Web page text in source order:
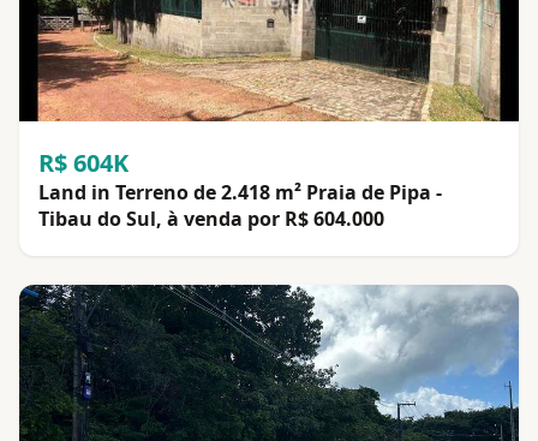
R$ 604K
Land in Terreno de 2.418 m² Praia de Pipa -
Tibau do Sul, à venda por R$ 604.000